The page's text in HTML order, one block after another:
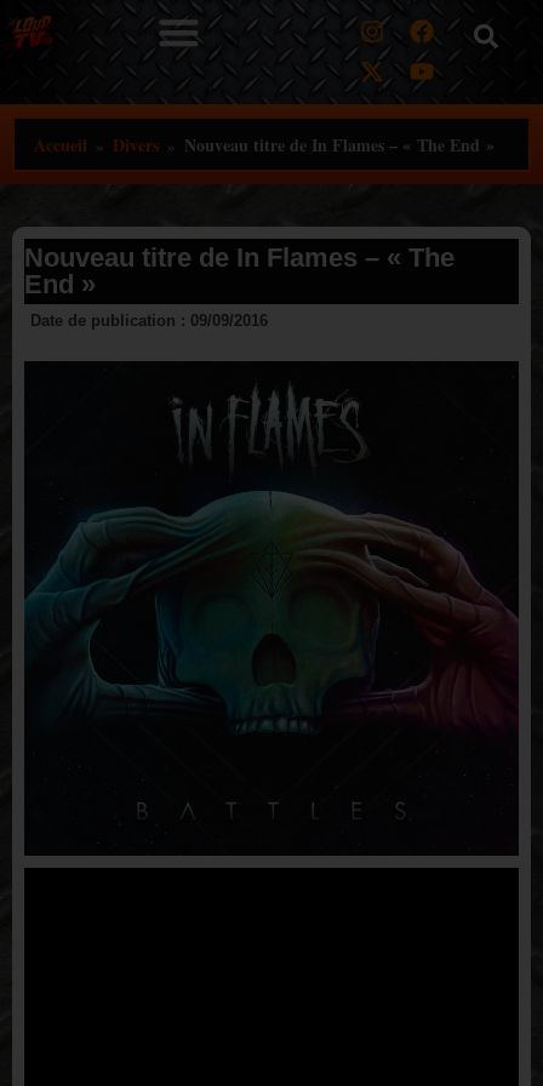
contenu
Accueil » Divers » Nouveau titre de In Flames – « The End »
Nouveau titre de In Flames – « The
End »
Date de publication : 09/09/2016